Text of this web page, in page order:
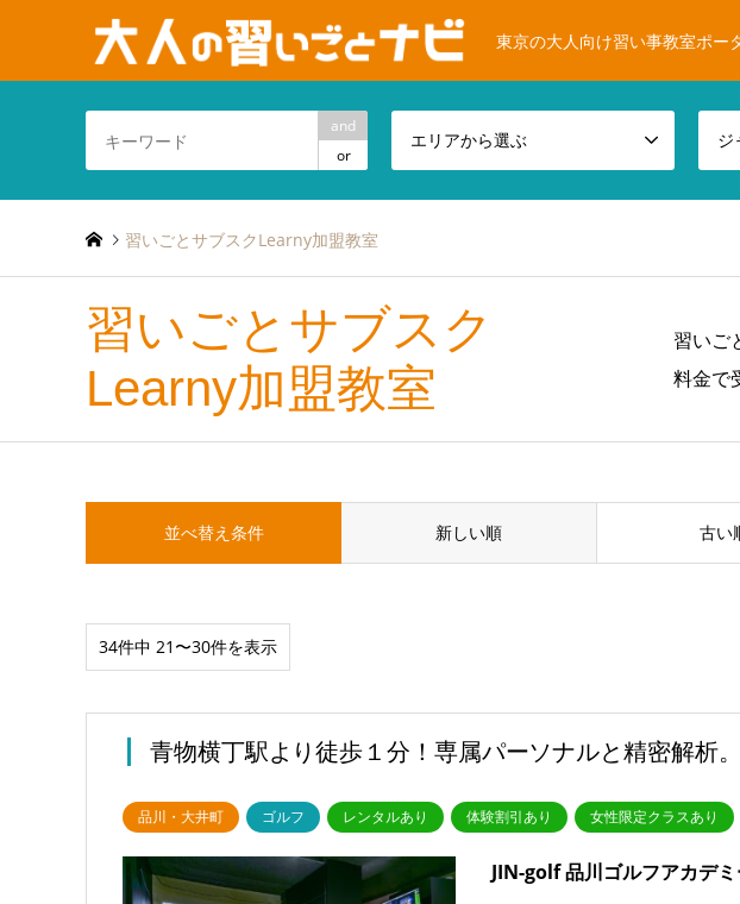
東京の大人向け習い事教室ポー
and
or
エリアから選ぶ ジ
習いごとサブスクLearny加盟教室
習いごとサブスク
Learny加盟教室
習いご
料金で
並べ替え条件 新しい順 古い
34件中 21〜30件を表示
青物横丁駅より徒歩１分！専属パーソナルと精密解析
品川・大井町 ゴルフ レンタルあり 体験割引あり 女性限定クラスあり
JIN-golf 品川ゴルフアカデ